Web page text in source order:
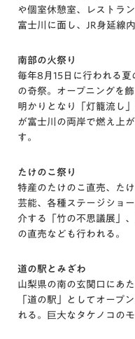
や個室休憩室、レストラ
富士川に面し、JR身延線
南部の火祭り
毎年8月15日に行われる
の奇祭。オープニングを
明かりとなり「灯籠流し
が富士川の両岸で燃え上
す。
たけのこ祭り
特産のたけのこ直売、た
芸能、各種ステージショ
介する「竹の不思議展」
の直売なども行われる。
道の駅とみざわ
山梨県の南の玄関口にあ
「道の駅」としてオープ
れる。巨大なタケノコの